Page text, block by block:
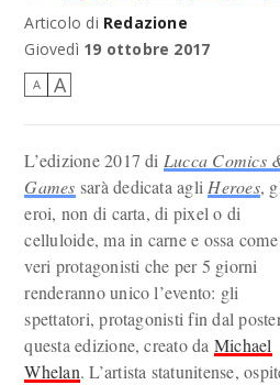
La conferenza stampa di presentazione
Articolo di Redazione
Giovedì 19 ottobre 2017
A A
L’edizione 2017 di Lucca Comics
Games sarà dedicata agli Heroes,
eroi, non di carta, di pixel o di
celluloide, ma in carne e ossa
veri protagonisti che per 5 giorni
renderanno unico l’evento: gli
spettatori, protagonisti fin dal
questa edizione, creato da Michael
Whelan. L’artista statunitense,